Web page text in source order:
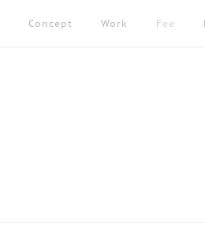
Concept Work Fee